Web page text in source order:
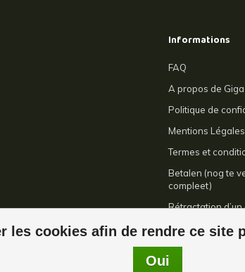
les cookies afin de rendre ce site
Oui
Informations
FAQ
A propos de
Politique de
Mentions Légales
Termes et
Betalen (nog te
compleet)
Rétractation
Contact